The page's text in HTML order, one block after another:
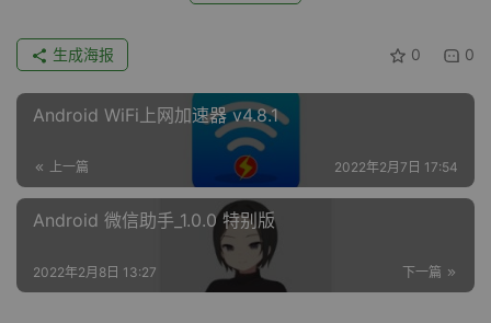
0 0
生成海报
Android WiFi上网加速器 v4.8.1
上一篇 2022年2月7日 17:54
Android 微信助手_1.0.0 特别版
下一篇
2022年2月8日 13:27